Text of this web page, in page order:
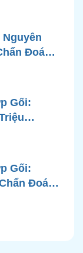
Đoán
Xương
Gối:
Gối:
Đoán